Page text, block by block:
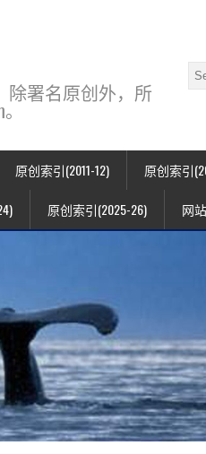
除署名原创外，所
原创索引(2011-12) 原创索引
原创索引(2025-26) 网